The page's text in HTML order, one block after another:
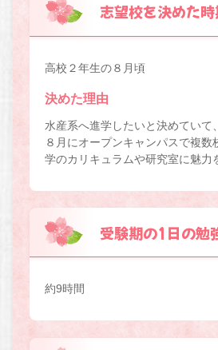
志望校を決めた
高校２年生の８月頃
決めた理由
水産系へ進学したいと決めていて
８月にオープンキャンパスで複数
学のカリキュラムや研究室に魅力
受験期の1日の勉
約9時間